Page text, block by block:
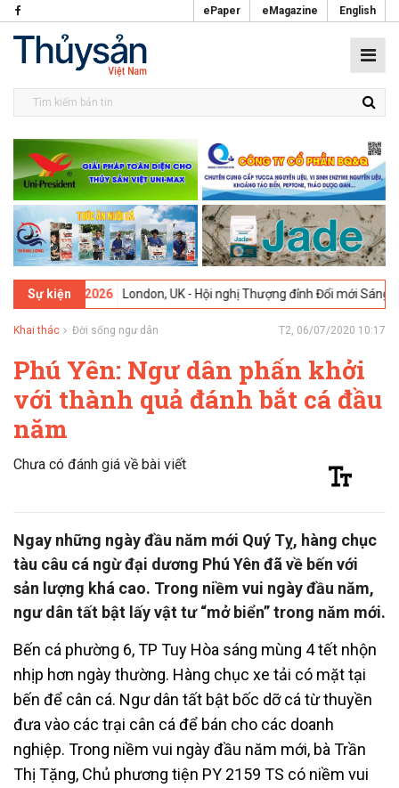
ePaper eMagazine English
Sự kiện
UK - Hội nghị Thượng đỉnh Đổi mới Sáng tạo trong Ngành Thực
Khai thác Đời sống ngư dân T2, 06/07/2020 10:17
Phú Yên: Ngư dân phấn khởi
với thành quả đánh bắt cá đầu
năm
Chưa có đánh giá về bài viết
Ngay những ngày đầu năm mới Quý Tỵ, hàng chục
tàu câu cá ngừ đại dương Phú Yên đã về bến với
sản lượng khá cao. Trong niềm vui ngày đầu năm,
ngư dân tất bật lấy vật tư “mở biển” trong năm mới.
Bến cá phường 6, TP Tuy Hòa sáng mùng 4 tết nhộn
nhịp hơn ngày thường. Hàng chục xe tải có mặt tại
bến để cân cá. Ngư dân tất bật bốc dỡ cá từ thuyền
đưa vào các trại cân cá để bán cho các doanh
nghiệp. Trong niềm vui ngày đầu năm mới, bà Trần
Thị Tặng, Chủ phương tiện PY 2159 TS có niềm vui